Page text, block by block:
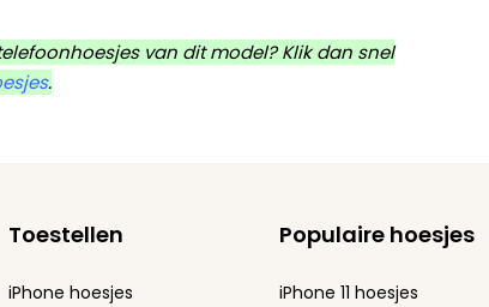
van dit model? Klik dan snel
.
Toestellen
iPhone hoesjes
Populaire hoesjes
iPhone 11 hoesjes